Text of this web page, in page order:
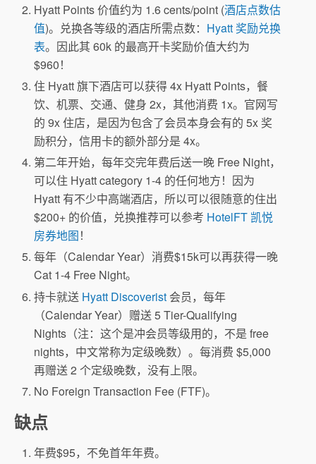
Hyatt Points 价值约为 1.6 cents/point (酒店点数估
值)。兑换各等级的酒店所需点数： Hyatt 奖励兑换
表。因此其 60k 的最高开卡奖励价值大约为
$960！
住 Hyatt 旗下酒店可以获得 4x Hyatt Points，餐
饮、机票、交通、健身 2x，其他消费 1x。官网写
的 9x 住店，是因为包含了会员本身会有的 5x 奖
励积分，信用卡的额外部分是 4x。
第二年开始，每年交完年费后送一晚 Free Night，
可以住 Hyatt category 1-4 的任何地方！因为
Hyatt 有不少中高端酒店，所以可以很随意的住出
$200+ 的价值，兑换推荐可以参考 HotelFT 凯悦
房券地图！
每年（Calendar Year）消费$15k可以再获得一晚
Cat 1-4 Free Night。
持卡就送 Hyatt Discoverist 会员，每年
（Calendar Year）赠送 5 Tier-Qualifying
Nights（注：这个是冲会员等级用的，不是 free
nights，中文常称为定级晚数）。每消费 $5,000
再赠送 2 个定级晚数，没有上限。
No Foreign Transaction Fee (FTF)。
缺点
年费$95，不免首年年费。